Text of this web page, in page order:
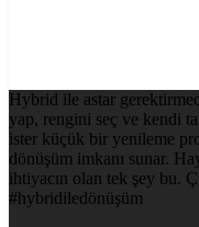
Hybrid ile astar
yap, rengini seç ve kendi
ister küçük bir yenileme
dönüşüm imkanı sunar.
ihtiyacın olan tek şey bu.
#hybridiledönüşüm